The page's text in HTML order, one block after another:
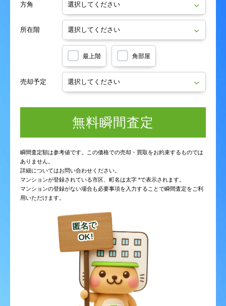
方角
所在階
最上階 角部屋
売却予定
無料瞬間査定
瞬間査定額は参考値です。この価格での売却・買取をお約束するものでは
ありません。
詳細についてはお問い合わせください。
マンションが登録されている市区、町名は太字 *で表示されます。
マンションの登録がない場合も必要事項を入力することで瞬間査定をご利
用いただけます。